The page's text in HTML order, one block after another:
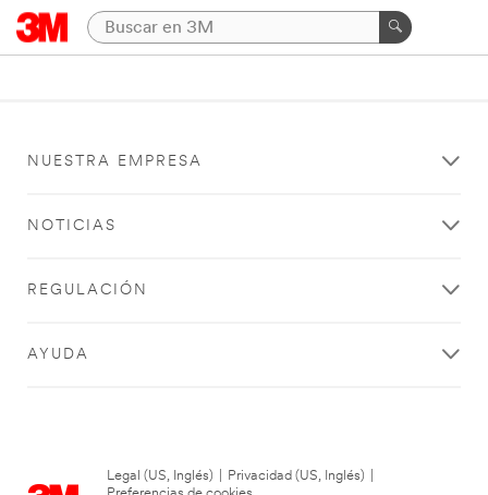
NUESTRA EMPRESA
NOTICIAS
REGULACIÓN
AYUDA
Legal (US, Inglés) Privacidad (US, Inglés)